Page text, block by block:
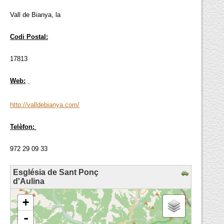
Vall de Bianya, la
Codi Postal:
17813
Web:
http://valldebianya.com/
Telèfon:
972 29 09 33
Església de Sant Ponç
d'Aulina
loading map - please wait...
+
-